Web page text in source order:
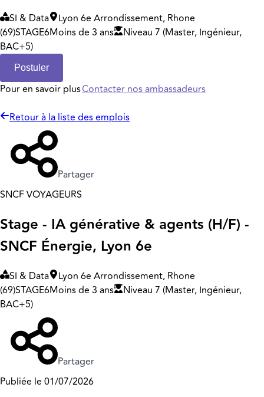
SI & Data
Lyon 6e Arrondissement, Rhone
(69)STAGE6Moins de 3 ans
Niveau 7 (Master, Ingénieur,
BAC+5)
Postuler
Pour en savoir plusContacter nos ambassadeurs
Retour à la liste des emplois
Partager
SNCF VOYAGEURS
Stage - IA générative & agents (H/F) -
SNCF Énergie, Lyon 6e
SI & Data
Lyon 6e Arrondissement, Rhone
(69)STAGE6Moins de 3 ans
Niveau 7 (Master, Ingénieur,
BAC+5)
Partager
Publiée le 01/07/2026